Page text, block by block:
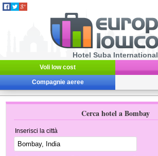
Hotel Suba International
Voli low cost
Compagnie aeree
Cerca hotel a Bombay
Inserisci la città